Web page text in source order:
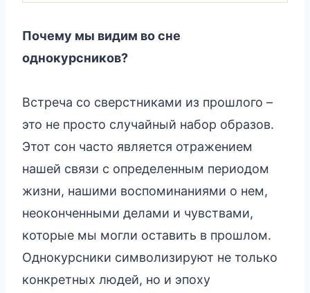
Почему мы видим во сне
однокурсников?
Встреча со сверстниками из прошлого –
это не просто случайный набор образов.
Этот сон часто является отражением
нашей связи с определенным периодом
жизни, нашими воспоминаниями о нем,
неоконченными делами и чувствами,
которые мы могли оставить в прошлом.
Однокурсники символизируют не только
конкретных людей, но и эпоху